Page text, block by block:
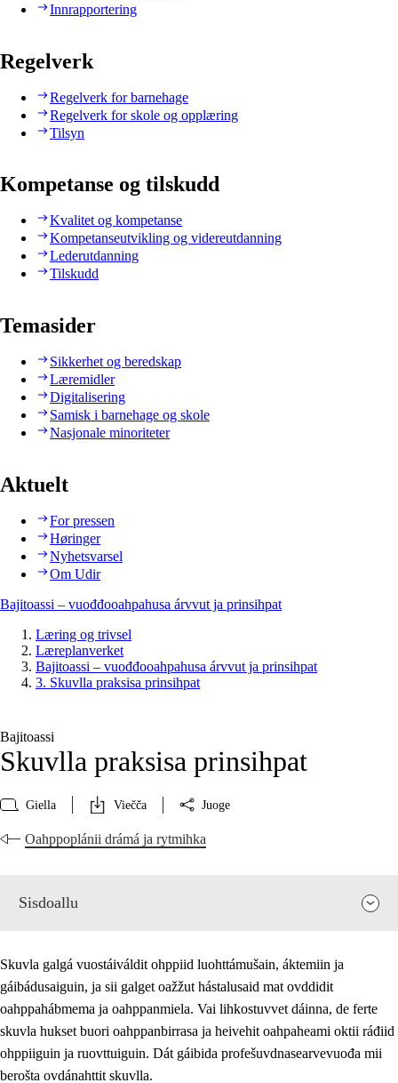
Innrapportering
Regelverk
Regelverk for barnehage
Regelverk for skole og opplæring
Tilsyn
Kompetanse og tilskudd
Kvalitet og kompetanse
Kompetanseutvikling og videreutdanning
Lederutdanning
Tilskudd
Temasider
Sikkerhet og beredskap
Læremidler
Digitalisering
Samisk i barnehage og skole
Nasjonale minoriteter
Aktuelt
For pressen
Høringer
Nyhetsvarsel
Om Udir
Bajitoassi – vuođđooahpahusa árvvut ja prinsihpat
Læring og trivsel
Læreplanverket
Bajitoassi – vuođđooahpahusa árvvut ja prinsihpat
3. Skuvlla praksisa prinsihpat
Bajitoassi
Skuvlla praksisa prinsihpat
Giella Viečča Juoge
Oahppoplánii drámá ja rytmihka
Sisdoallu
Skuvla galgá vuostáiváldit ohppiid luohttámušain, áktemiin ja
gáibádusaiguin, ja sii galget oažžut hástalusaid mat ovddidit
oahppahábmema ja oahppanmiela. Vai lihkostuvvet dáinna, de ferte
skuvla hukset buori oahppanbirrasa ja heivehit oahpaheami oktii ráđiid
ohppiiguin ja ruovttuiguin. Dát gáibida profešuvdnasearvevuođa mii
berošta ovdánahttit skuvlla.